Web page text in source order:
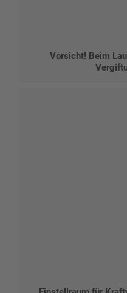
Vorsicht! Beim